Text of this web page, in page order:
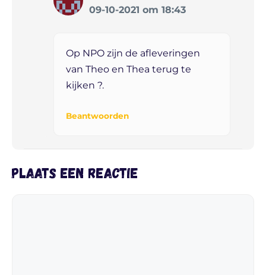
09-10-2021 om 18:43
Op NPO zijn de afleveringen
van Theo en Thea terug te
kijken ?.
Beantwoorden
Plaats een reactie